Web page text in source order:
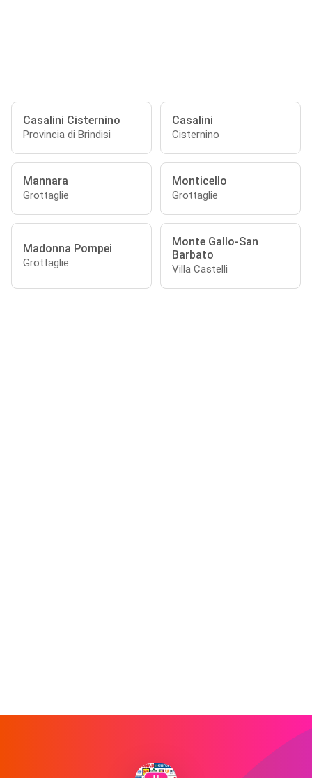
Casalini Cisternino
Provincia di Brindisi
Casalini
Cisternino
Mannara
Grottaglie
Monticello
Grottaglie
Madonna Pompei
Grottaglie
Monte Gallo-San
Barbato
Villa Castelli